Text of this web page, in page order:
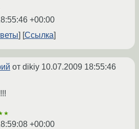
+00:00
Ссылка
от dikiy 10.07.2009 18:55:46
+00:00